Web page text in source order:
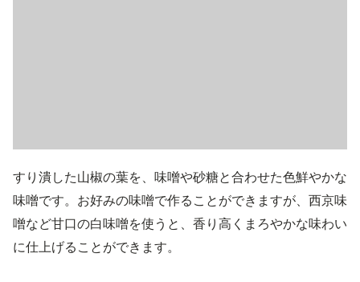
すり潰した山椒の葉を、味噌や砂糖と合わせた色鮮やかな
味噌です。お好みの味噌で作ることができますが、西京味
噌など甘口の白味噌を使うと、香り高くまろやかな味わい
に仕上げることができます。